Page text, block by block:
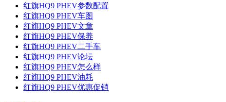
红旗HQ9 PHEV参数配置
红旗HQ9 PHEV车图
红旗HQ9 PHEV文章
红旗HQ9 PHEV保养
红旗HQ9 PHEV二手车
红旗HQ9 PHEV论坛
红旗HQ9 PHEV怎么样
红旗HQ9 PHEV油耗
红旗HQ9 PHEV优惠促销